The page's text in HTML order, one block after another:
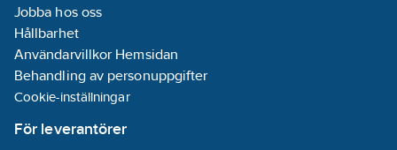
Jobba hos oss
Hållbarhet
Användarvillkor Hemsidan
Behandling av personuppgifter
Cookie-inställningar
För leverantörer